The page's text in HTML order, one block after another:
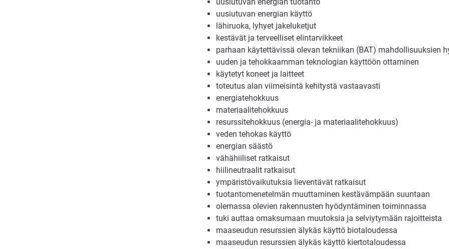
uusiutuvan energian käyttö
lähiruoka, lyhyet jakeluketjut
kestävät ja terveelliset elintarvikkeet
parhaan käytettävissä olevan tekniikan (BAT) mahdollisuuksien
uuden ja tehokkaamman teknologian käyttöön ottaminen
käytetyt koneet ja laitteet
toteutus alan viimeisintä kehitystä vastaavasti
energiatehokkuus
materiaalitehokkuus
resurssitehokkuus (energia- ja materiaalitehokkuus)
veden tehokas käyttö
energian säästö
vähähiiliset ratkaisut
hiilineutraalit ratkaisut
ympäristövaikutuksia lieventävät ratkaisut
tuotantomenetelmän muuttaminen kestävämpään suuntaan
olemassa olevien rakennusten hyödyntäminen toiminnassa
tuki auttaa omaksumaan muutoksia ja selviytymään rajoitteista
maaseudun resurssien älykäs käyttö biotaloudessa
maaseudun resurssien älykäs käyttö kiertotaloudessa